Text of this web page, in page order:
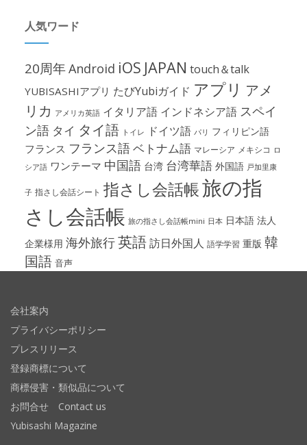
人気ワード
20周年Android iOS JAPAN touch＆talk
YUBISASHIアプリ たびYubiガイド アプリ アメ
リカ アメリカ英語 イタリア語 インドネシア語 スペイ
ン語 タイ タイ語 トイレ ドイツ語 パリ フィリピン語
フランス フランス語ベトナム語 マレーシア メキシコ ロ
シア語 ワンテーマ 中国語 台湾 台湾華語 外国語 戸加里康
子 指さし会話シート 指さし会話帳旅の指
さし会話帳 旅の指さし会話帳mini 日本 日本語 法人
企業様用 海外旅行英語訪日外国人 語学学習 重版 韓
国語 音声
会社案内
プライバシーポリシー
プレスリリース
登録商標について
商標侵害・類似品について
お問合せ Contact us
Yubisashi Magazine